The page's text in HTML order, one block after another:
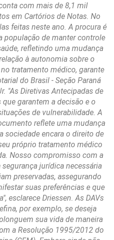
com mais de 8,1 mil
em Cartórios de Notas. No
feitas neste ano. A procura é
população de manter controle
refletindo uma mudança
à autonomia sobre o
tratamento médico, garante
do Brasil - Seção Paraná
"As Diretivas Antecipadas de
garantem a decisão e o
de vulnerabilidade. A
reflete uma mudança
sociedade encara o direito de
próprio tratamento médico
Nosso compromisso com a
jurídica necessária
preservadas, assegurando
suas preferências e que
esclarece Driessen. As DAVs
por exemplo, se deseja
sua vida de maneira
a Resolução 1995/2012 do